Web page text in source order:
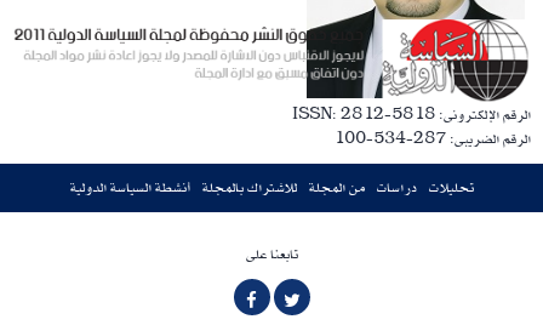
الرقم الإلكترونى: ISSN: 2812-5818
الرقم الضريبى: 287-534-100
تحليلات دراسات من المجلة للاشتراك بالمجلة أنشطة السياسة الدولية
تابعنا على